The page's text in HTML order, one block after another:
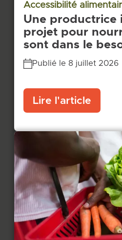
Accessibilité
Une productrice
projet pour
sont dans le
Publié le 8 juillet 2026
Lire l'article